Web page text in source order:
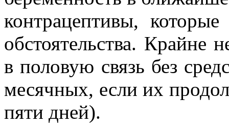
контрацептивы,
обстоятельства. Крайне
в половую связь без
месячных, если их
пяти дней).